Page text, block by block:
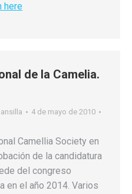
here
de la Camelia.
4 de mayo de 2010
Camellia Society en
de la candidatura
del congreso
en el año 2014. Varios